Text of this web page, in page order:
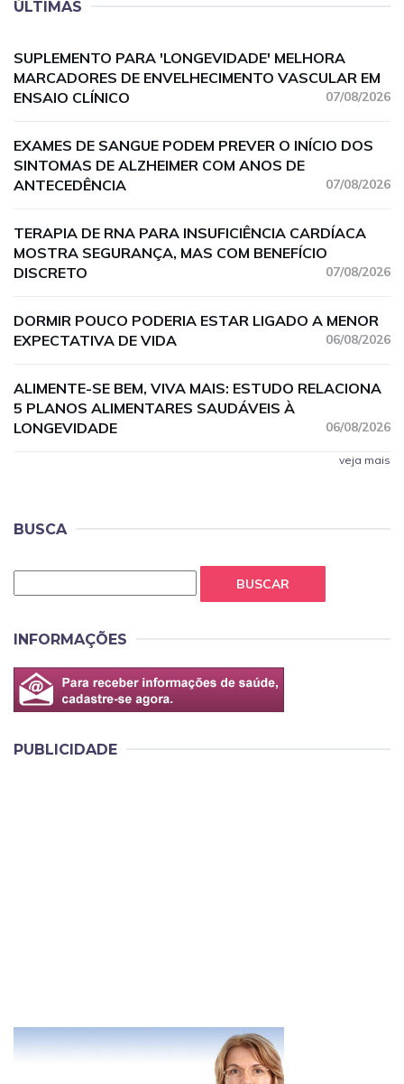
ÚLTIMAS
SUPLEMENTO PARA 'LONGEVIDADE' MELHORA
MARCADORES DE ENVELHECIMENTO VASCULAR EM
ENSAIO CLÍNICO
07/08/2026
EXAMES DE SANGUE PODEM PREVER O INÍCIO DOS
SINTOMAS DE ALZHEIMER COM ANOS DE
ANTECEDÊNCIA
07/08/2026
TERAPIA DE RNA PARA INSUFICIÊNCIA CARDÍACA
MOSTRA SEGURANÇA, MAS COM BENEFÍCIO
DISCRETO
07/08/2026
DORMIR POUCO PODERIA ESTAR LIGADO A MENOR
EXPECTATIVA DE VIDA
06/08/2026
ALIMENTE-SE BEM, VIVA MAIS: ESTUDO RELACIONA
5 PLANOS ALIMENTARES SAUDÁVEIS À
LONGEVIDADE
06/08/2026
veja mais
BUSCA
BUSCAR
INFORMAÇÕES
PUBLICIDADE